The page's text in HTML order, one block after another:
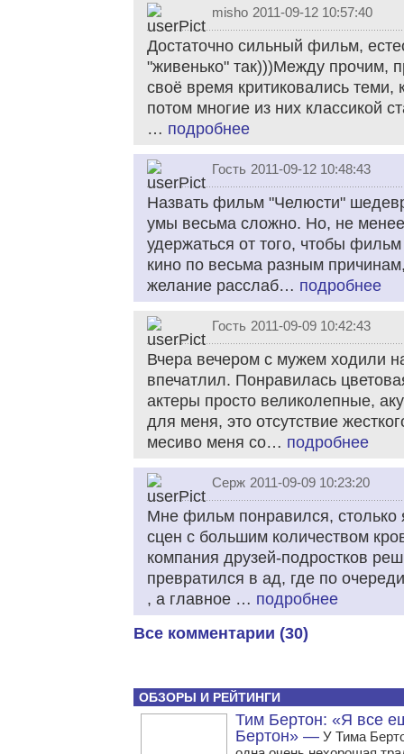
misho 2011-09-12 10:57:40
Достаточно сильный фильм,
"живенько" так)))Между прочим,
своё время критиковались теми,
потом многие из них классикой
… подробнее
Гость 2011-09-12 10:48:43
Назвать фильм "Челюсти"
умы весьма сложно. Но, не
удержаться от того, чтобы
кино по весьма разным
желание расслаб… подробнее
Гость 2011-09-09 10:42:43
Вчера вечером с мужем ходили
впечатлил. Понравилась
актеры просто великолепные,
для меня, это отсутствие
месиво меня со… подробнее
Серж 2011-09-09 10:23:20
Мне фильм понравился, столько
сцен с большим количеством
компания друзей-подростков
превратился в ад, где по
, а главное … подробнее
Все комментарии (30)
ОБЗОРЫ И РЕЙТИНГИ
Тим Бертон: «Я все
Бертон» — У Тима